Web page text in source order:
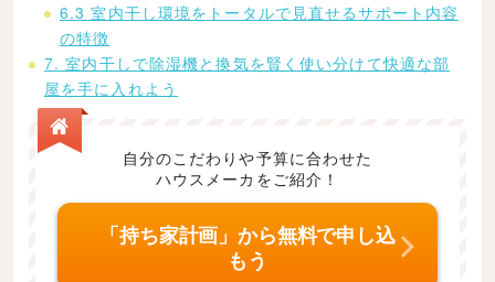
6.3 室内干し環境をトータルで見直せるサポート内容
の特徴
7. 室内干しで除湿機と換気を賢く使い分けて快適な部
屋を手に入れよう
自分のこだわりや予算に合わせた
ハウスメーカをご紹介！
「持ち家計画」から無料で申し込
もう